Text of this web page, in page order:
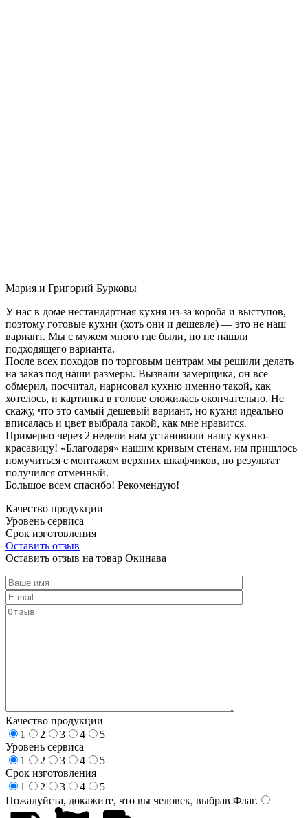
Мария и Григорий Бурковы
У нас в доме нестандартная кухня из-за короба и выступов,
поэтому готовые кухни (хоть они и дешевле) — это не наш
вариант. Мы с мужем много где были, но не нашли
подходящего варианта.
После всех походов по торговым центрам мы решили делать
на заказ под наши размеры. Вызвали замерщика, он все
обмерил, посчитал, нарисовал кухню именно такой, как
хотелось, и картинка в голове сложилась окончательно. Не
скажу, что это самый дешевый вариант, но кухня идеально
вписалась и цвет выбрала такой, как мне нравится.
Примерно через 2 недели нам установили нашу кухню-
красавицу! «Благодаря» нашим кривым стенам, им пришлось
помучиться с монтажом верхних шкафчиков, но результат
получился отменный.
Большое всем спасибо! Рекомендую!
Качество продукции
Уровень сервиса
Срок изготовления
Оставить отзыв
Оставить отзыв на товар Окинава
Качество продукции
1
2 3 4
5
Уровень сервиса
1
2 3 4
5
Срок изготовления
1
2 3 4
5
Пожалуйста, докажите, что вы человек, выбрав Флаг.